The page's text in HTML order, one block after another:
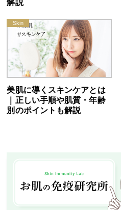
解説
美肌に導くスキンケアとは
｜正しい手順や肌質・年齢
別のポイントも解説